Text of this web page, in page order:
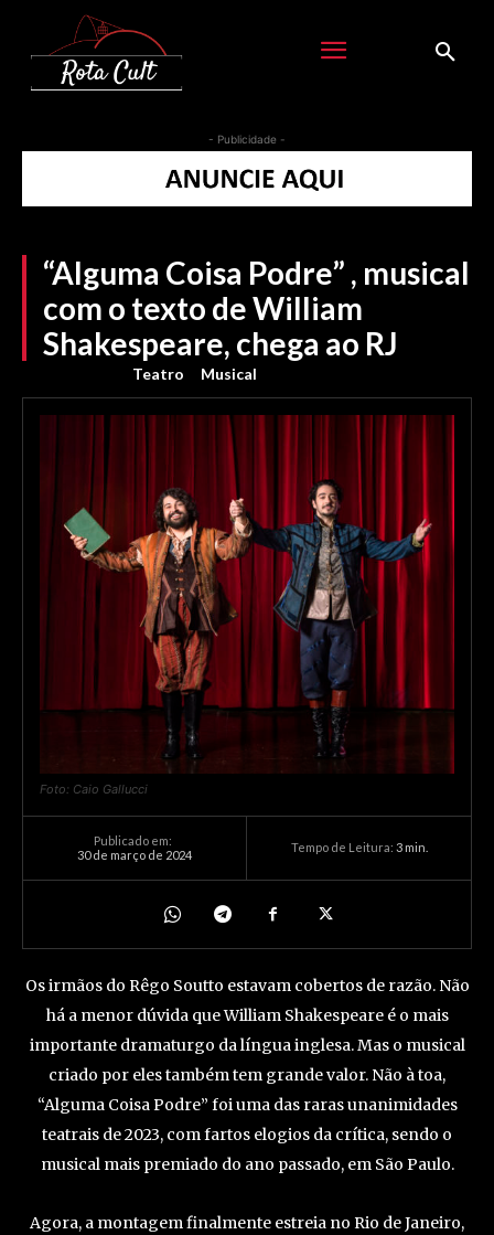
- Publicidade -
“Alguma Coisa Podre” , musical
com o texto de William
Shakespeare, chega ao RJ
Teatro Musical
Foto: Caio Gallucci
Publicado em:
30 de março de 2024
Tempo de Leitura: 3min.
Os irmãos do Rêgo Soutto estavam cobertos de razão. Não
há a menor dúvida que William Shakespeare é o mais
importante dramaturgo da língua inglesa. Mas o musical
criado por eles também tem grande valor. Não à toa,
“Alguma Coisa Podre” foi uma das raras unanimidades
teatrais de 2023, com fartos elogios da crítica, sendo o
musical mais premiado do ano passado, em São Paulo.
Agora, a montagem finalmente estreia no Rio de Janeiro,